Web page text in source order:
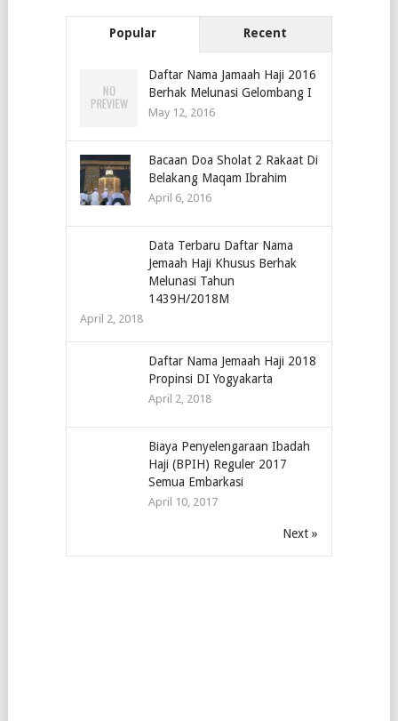
Popular Recent
Daftar Nama Jamaah Haji 2016
Berhak Melunasi Gelombang I
May 12, 2016
Bacaan Doa Sholat 2 Rakaat Di
Belakang Maqam Ibrahim
April 6, 2016
Data Terbaru Daftar Nama
Jemaah Haji Khusus Berhak
Melunasi Tahun
1439H/2018M
April 2, 2018
Daftar Nama Jemaah Haji 2018
Propinsi DI Yogyakarta
April 2, 2018
Biaya Penyelengaraan Ibadah
Haji (BPIH) Reguler 2017
Semua Embarkasi
April 10, 2017
Next »